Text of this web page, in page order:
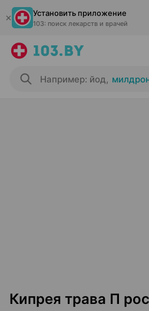
Установить приложение
103: поиск лекарств и врачей
Например: йод,
Кипрея трава П